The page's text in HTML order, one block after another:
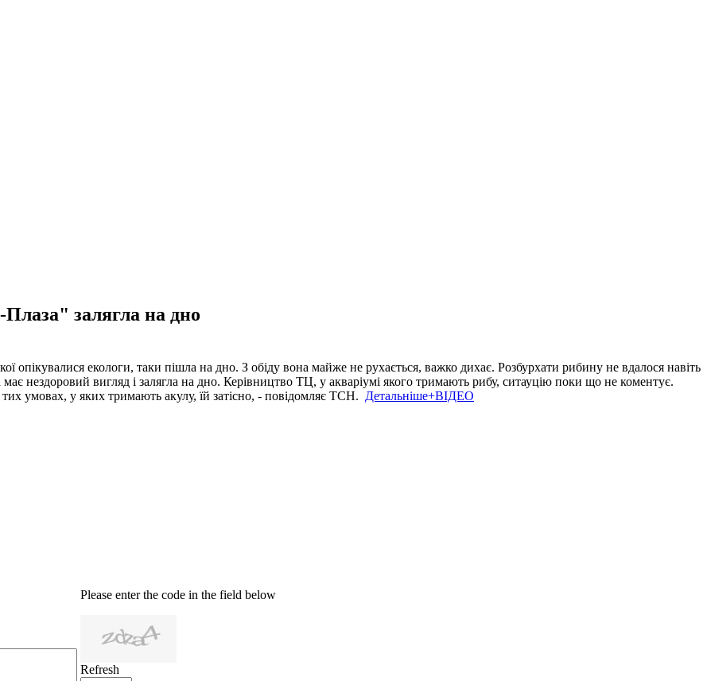
залягла на дно
екологи, таки пішла на дно. З обіду вона майже не рухається, важко дихає. Розбурхати рибину не вдалося навіть
нездоровий вигляд і залягла на дно. Керівництво ТЦ, у акваріумі якого тримають рибу, ситауцію поки що не коментує.
умовах, у яких тримають акулу, їй затісно, - повідомляє ТСН. Детальніше+ВІДЕО
Please enter the code in the field below
Refresh